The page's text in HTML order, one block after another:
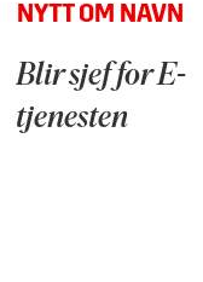
NYTT OM NAVN
Blir sjef for E-
tjenesten